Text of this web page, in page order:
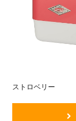
ストロベリー